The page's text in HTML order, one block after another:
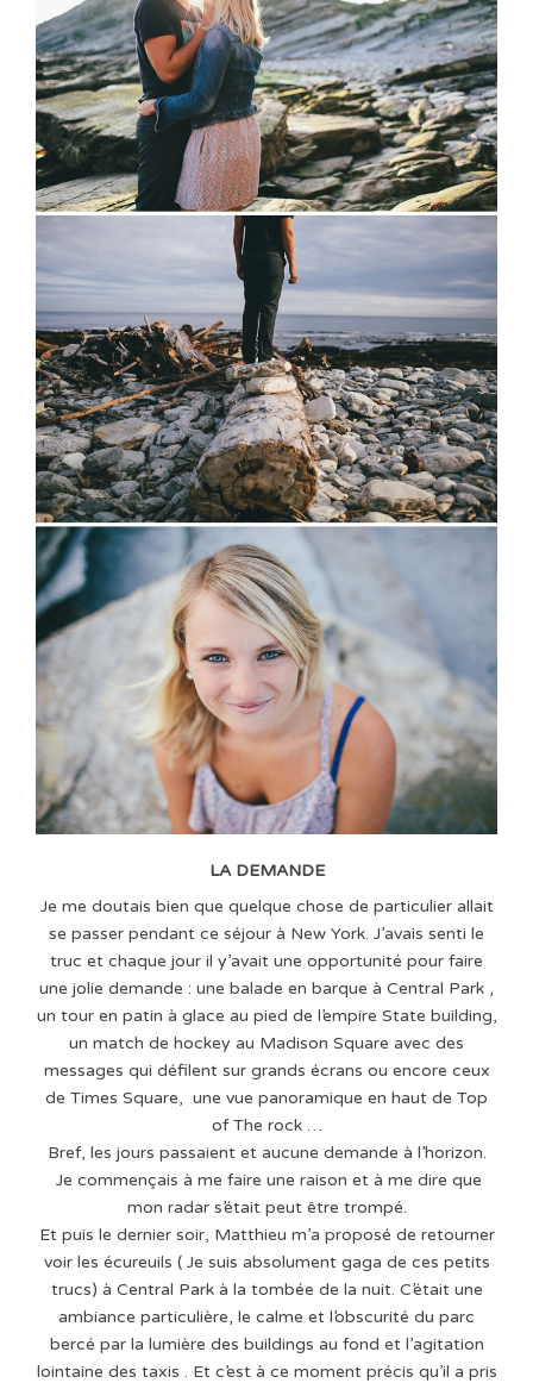
LA DEMANDE
Je me doutais bien que quelque chose de particulier allait
se passer pendant ce séjour à New York. J’avais senti le
truc et chaque jour il y’avait une opportunité pour faire
une jolie demande : une balade en barque à Central Park ,
un tour en patin à glace au pied de l’empire State building,
un match de hockey au Madison Square avec des
messages qui défilent sur grands écrans ou encore ceux
de Times Square, une vue panoramique en haut de Top
of The rock …
Bref, les jours passaient et aucune demande à l’horizon.
Je commençais à me faire une raison et à me dire que
mon radar s’était peut être trompé.
Et puis le dernier soir, Matthieu m’a proposé de retourner
voir les écureuils ( Je suis absolument gaga de ces petits
trucs) à Central Park à la tombée de la nuit. C’était une
ambiance particulière, le calme et l’obscurité du parc
bercé par la lumière des buildings au fond et l’agitation
lointaine des taxis . Et c’est à ce moment précis qu’il a pris